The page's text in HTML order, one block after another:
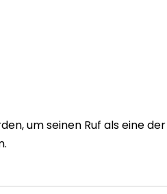
um seinen Ruf als eine der